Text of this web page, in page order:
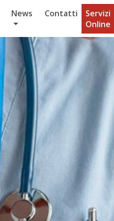
News Contatti
Servizi
Online